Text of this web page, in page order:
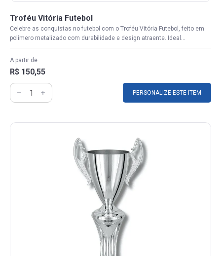
Troféu Vitória Futebol
Celebre as conquistas no futebol com o Troféu Vitória Futebol, feito em
polímero metalizado com durabilidade e design atraente. Ideal...
A partir de
R$ 150,55
PERSONALIZE ESTE ITEM